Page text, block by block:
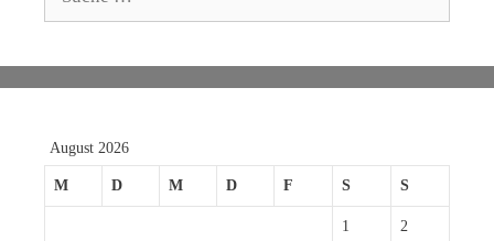
August 2026
M D M D F S S
1 2